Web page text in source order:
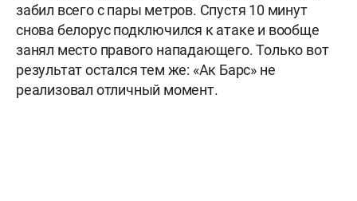
забил всего с пары метров. Спустя 10 минут
снова белорус подключился к атаке и вообще
занял место правого нападающего. Только вот
результат остался тем же: «Ак Барс» не
реализовал отличный момент.